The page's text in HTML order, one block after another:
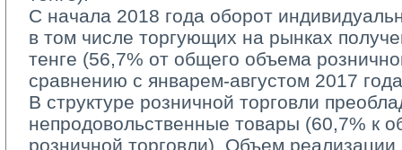
С начала 2018 года оборот
в том числе торгующих на рынках
тенге (56,7% от общего объема
сравнению с январем-августом 2017
В структуре розничной торговли
непродовольственные товары (60,7% к
розничной торговли). Объем